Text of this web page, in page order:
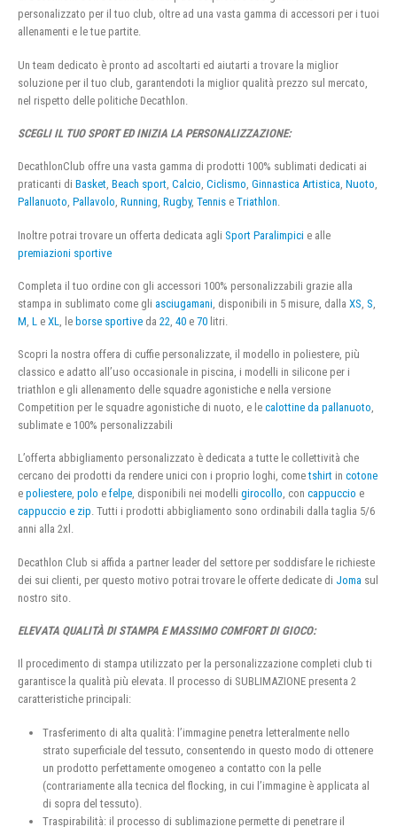
personalizzato per il tuo club, oltre ad una vasta gamma di accessori per i tuoi
allenamenti e le tue partite.
Un team dedicato è pronto ad ascoltarti ed aiutarti a trovare la miglior
soluzione per il tuo club, garantendoti la miglior qualità prezzo sul mercato,
nel rispetto delle politiche Decathlon.
SCEGLI IL TUO SPORT ED INIZIA LA PERSONALIZZAZIONE:
DecathlonClub offre una vasta gamma di prodotti 100% sublimati dedicati ai
praticanti di Basket, Beach sport, Calcio, Ciclismo, Ginnastica Artistica, Nuoto,
Pallanuoto, Pallavolo, Running, Rugby, Tennis e Triathlon.
Inoltre potrai trovare un offerta dedicata agli Sport Paralimpici e alle
premiazioni sportive
Completa il tuo ordine con gli accessori 100% personalizzabili grazie alla
stampa in sublimato come gli asciugamani , disponibili in 5 misure, dalla XS S
M L e XL , le borse sportive da 22 40 e 70 litri.
Scopri la nostra offera di cuffie personalizzate, il modello in poliestere, più
classico e adatto all’uso occasionale in piscina, i modelli in silicone per i
triathlon e gli allenamento delle squadre agonistiche e nella versione
Competition per le squadre agonistiche di nuoto, e le calottine da pallanuoto,
sublimate e 100% personalizzabili
L’offerta abbigliamento personalizzato è dedicata a tutte le collettività che
cercano dei prodotti da rendere unici con i proprio loghi, cometshirt in cotone
e poliestere, polo e felpe, disponibili nei modelli girocollo, con cappuccio e
cappuccio e zip. Tutti i prodotti abbigliamento sono ordinabili dalla taglia 5/6
anni alla 2xl.
Decathlon Club si affida a partner leader del settore per soddisfare le richieste
dei sui clienti, per questo motivo potrai trovare le offerte dedicate di Joma sul
nostro sito.
ELEVATA QUALITÀ DI STAMPA E MASSIMO COMFORT DI GIOCO:
Il procedimento di stampa utilizzato per la personalizzazione completi club ti
garantisce la qualità più elevata. Il processo di SUBLIMAZIONE presenta 2
caratteristiche principali:
Trasferimento di alta qualità: l’immagine penetra letteralmente nello
strato superficiale del tessuto, consentendo in questo modo di ottenere
un prodotto perfettamente omogeneo a contatto con la pelle
(contrariamente alla tecnica del flocking, in cui l’immagine è applicata al
di sopra del tessuto).
Traspirabilità: il processo di sublimazione permette di penetrare il